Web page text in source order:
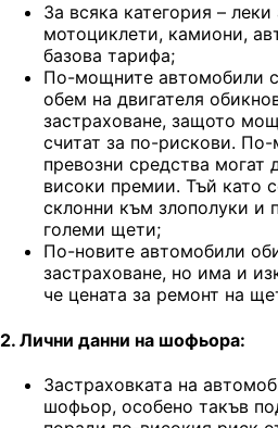
За всяка категория –
мотоциклети, камиони,
базова тарифа;
По-мощните автомобили
обем на двигателя
застраховане, защото
считат за по-рискови.
превозни средства могат
високи премии. Тъй като
склонни към злополуки и
големи щети;
По-новите автомобили
застраховане, но има и
че цената за ремонт на
2. Лични данни на шофьора:
Застраховката на
шофьор, особено такъв